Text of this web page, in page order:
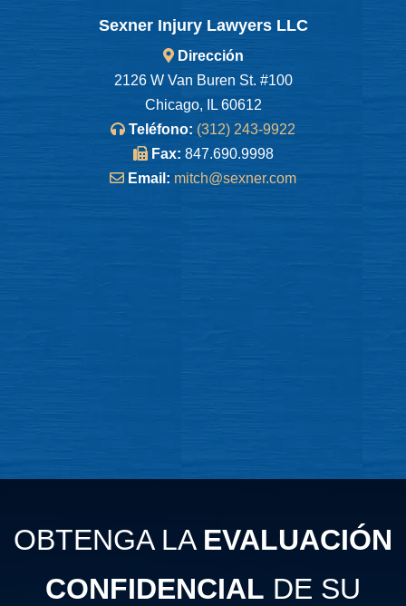
Sexner Injury Lawyers LLC
Dirección
2126 W Van Buren St. #100
Chicago, IL 60612
Teléfono: (312) 243-9922
Fax: 847.690.9998
Email: mitch@sexner.com
OBTENGA LA EVALUACIÓN
CONFIDENCIAL DE SU